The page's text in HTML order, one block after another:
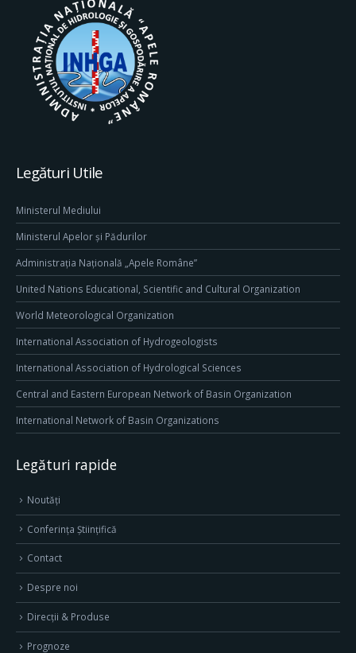
Legături Utile
Ministerul Mediului
Ministerul Apelor și Pădurilor
Administrația Națională „Apele Române”
United Nations Educational, Scientific and Cultural Organization
World Meteorological Organization
International Association of Hydrogeologists
International Association of Hydrological Sciences
Central and Eastern European Network of Basin Organization
International Network of Basin Organizations
Legături rapide
Noutăți
Conferința Științifică
Contact
Despre noi
Direcţii & Produse
Prognoze